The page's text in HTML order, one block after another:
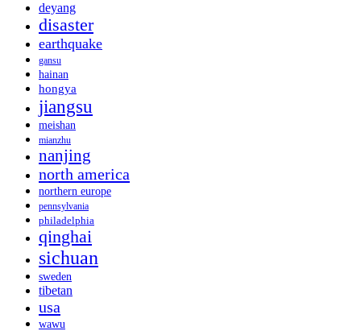
deyang
disaster
earthquake
gansu
hainan
hongya
jiangsu
meishan
mianzhu
nanjing
north america
northern europe
pennsylvania
philadelphia
qinghai
sichuan
sweden
tibetan
usa
wawu